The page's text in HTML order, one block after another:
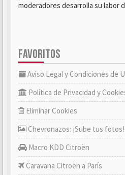
moderadores desarrolla su labor
FAVORITOS
Aviso Legal y Condiciones de
Política de Privacidad y
Eliminar Cookies
Chevronazos: ¡Sube tus fotos!
Macro KDD Citroën
Caravana Citroën a París